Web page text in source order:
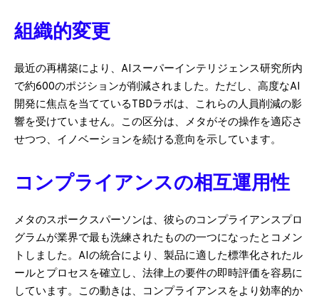
組織的変更
最近の再構築により、AIスーパーインテリジェンス研究所内
で約600のポジションが削減されました。ただし、高度なAI
開発に焦点を当てているTBDラボは、これらの人員削減の影
響を受けていません。この区分は、メタがその操作を適応さ
せつつ、イノベーションを続ける意向を示しています。
コンプライアンスの相互運用性
メタのスポークスパーソンは、彼らのコンプライアンスプロ
グラムが業界で最も洗練されたものの一つになったとコメン
トしました。AIの統合により、製品に適した標準化されたル
ールとプロセスを確立し、法律上の要件の即時評価を容易に
しています。この動きは、コンプライアンスをより効率的か